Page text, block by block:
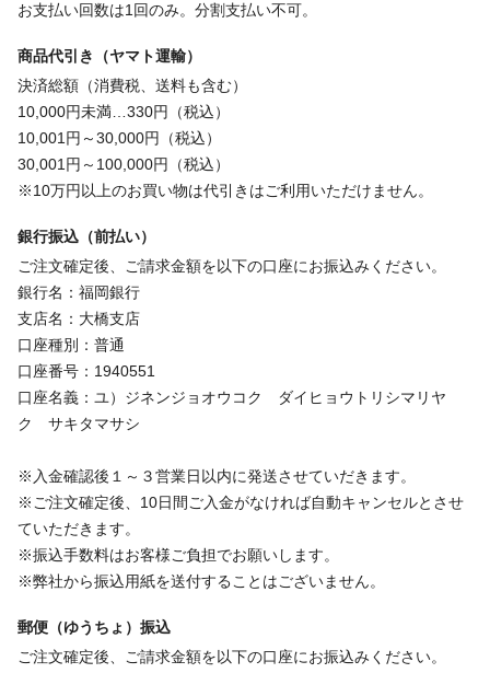
お支払い回数は1回のみ。分割支払い不可。
商品代引き（ヤマト運輸）
決済総額（消費税、送料も含む）
10,000円未満…330円（税込）
10,001円～30,000円（税込）
30,001円～100,000円（税込）
※10万円以上のお買い物は代引きはご利用いただけません。
銀行振込（前払い）
ご注文確定後、ご請求金額を以下の口座にお振込みください。
銀行名：福岡銀行
支店名：大橋支店
口座種別：普通
口座番号：1940551
口座名義：ユ）ジネンジョオウコク ダイヒョウトリシマリヤ
ク サキタマサシ
※入金確認後１～３営業日以内に発送させていだきます。
※ご注文確定後、10日間ご入金がなければ自動キャンセルとさせ
ていただきます。
※振込手数料はお客様ご負担でお願いします。
※弊社から振込用紙を送付することはございません。
郵便（ゆうちょ）振込
ご注文確定後、ご請求金額を以下の口座にお振込みください。